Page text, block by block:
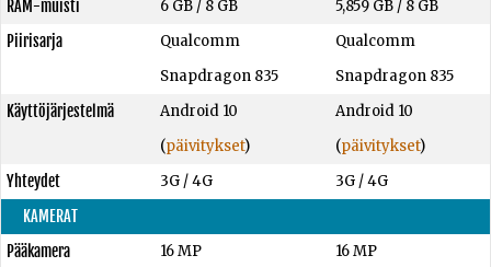
RAM-muisti
6 GB/ 8 GB 5,859 GB / 8 GB
Piirisarja
Qualcomm
Snapdragon 835
Qualcomm
Snapdragon 835
Käyttöjärjestelmä
Android 10
(päivitykset)
Android 10
(päivitykset)
Yhteydet
3G / 4G
3G / 4G
KAMERAT
Pääkamera
16 MP
16 MP